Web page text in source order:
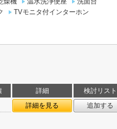
TVモニタ付インターホン
詳細
検討リスト
詳細を見る
追加する